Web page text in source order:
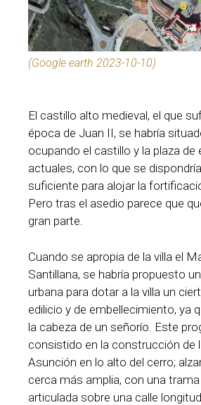
(Google earth 2023-10-10)
El castillo alto medieval, el que
época de Juan II, se habría
ocupando el castillo y la plaza de
actuales, con lo que se
suficiente para alojar la
Pero tras el asedio parece que
gran parte.
Cuando se apropia de la villa el
Santillana, se habría propuesto
urbana para dotar a la villa un
edilicio y de embellecimiento, ya
la cabeza de un señorío. Este
consistido en la construcción de
Asunción en lo alto del cerro;
cerca más amplia, con una
articulada sobre una calle